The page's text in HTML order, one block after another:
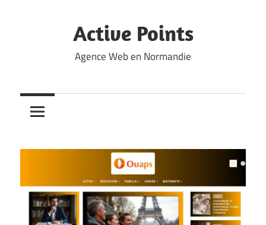
Active Points
Agence Web en Normandie